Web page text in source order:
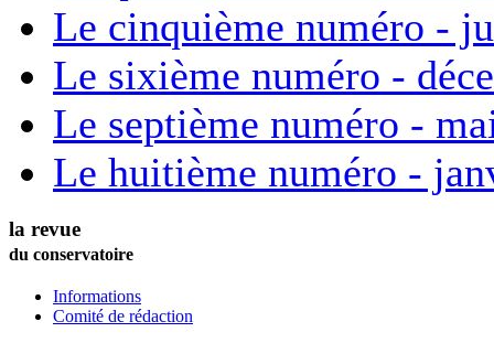
Le cinquième numéro -
Le sixième numéro -
Le septième numéro -
Le huitième numéro -
la revue
du conservatoire
Informations
Comité de rédaction